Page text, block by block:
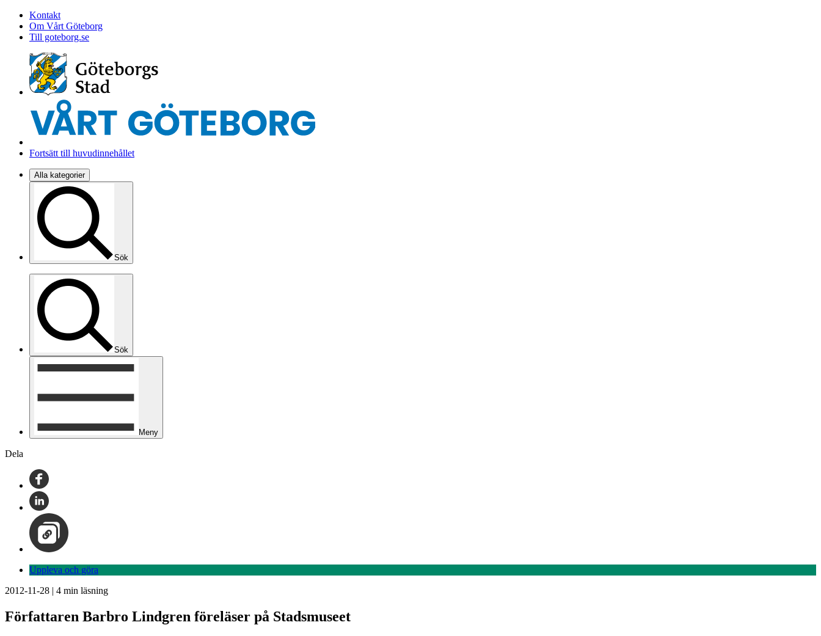
Kontakt
Om Vårt Göteborg
Till goteborg.se
Fortsätt till huvudinnehållet
Alla kategorier
Sök
Sök
Meny
Dela
Uppleva och göra
2012-11-28 | 4 min läsning
Författaren Barbro Lindgren föreläser på Stadsmuseet